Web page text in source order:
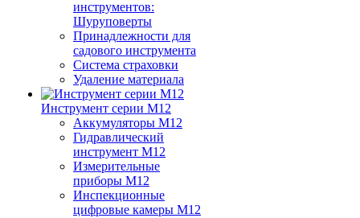
инструментов:
Шуруповерты
Принадлежности для
садового инструмента
Система страховки
Удаление материала
Инструмент серии M12
Аккумуляторы M12
Гидравлический
инструмент M12
Измерительные
приборы M12
Инспекционные
цифровые камеры M12